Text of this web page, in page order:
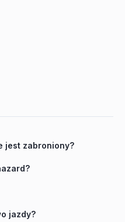
jest zabroniony?
jazdy?